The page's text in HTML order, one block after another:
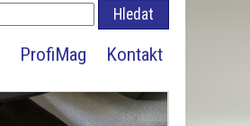
ProfiMag Kontakt